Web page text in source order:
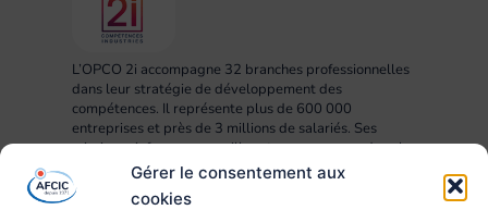
Gérer le consentement aux
cookies
L’OPCO 2i accompagne 32 branches professionnelles
dans leur stratégie de développement des
compétences. Il représente plus de 600 000
entreprises et près de 3 millions de salariés. Ses
missions : informer, conseiller et accompagner dans la
mise en œuvre des projets RH, compétences,
formation et apprentissage.